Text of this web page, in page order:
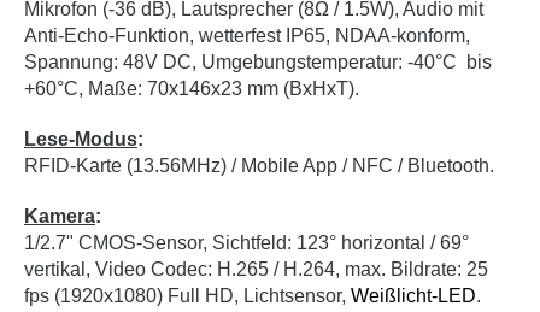
Mikrofon (-36 dB), Lautsprecher (8Ω / 1.5W), Audio mit
Anti-Echo-Funktion, wetterfest IP65, NDAA-konform,
Spannung: 48V DC, Umgebungstemperatur: -40°C bis
+60°C, Maße: 70x146x23 mm (BxHxT).
Lese-Modus:
RFID-Karte (13.56MHz) / Mobile App / NFC / Bluetooth.
Kamera:
1/2.7" CMOS-Sensor, Sichtfeld: 123° horizontal / 69°
vertikal, Video Codec: H.265 / H.264, max. Bildrate: 25
fps (1920x1080) Full HD, Lichtsensor, Weißlicht-LED.